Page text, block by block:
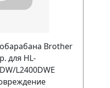
Brother
для HL-
L2400DWE